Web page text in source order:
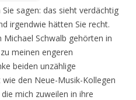
sagen: das sieht verdächtig
irgendwie hätten Sie recht.
Michael Schwalb gehörten in
meinen engeren
beiden unzählige
den Neue-Musik-Kollegen
mich zuweilen in ihre